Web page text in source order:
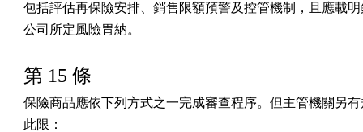
包括評估再保險安排、銷售限額預警及控管機制，且應載
公司所定風險胃納。
第 15 條
保險商品應依下列方式之一完成審查程序。但主管機關另
此限：